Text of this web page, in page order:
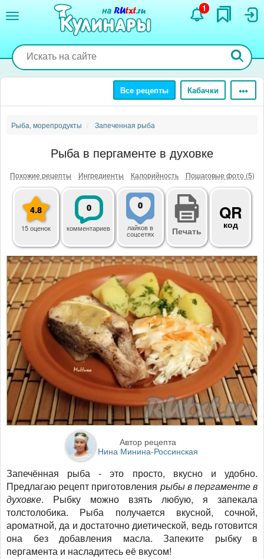
содержанию
1
Все рецепты Кабачки
Рыба, морепродукты Запеченная рыба
Рыба в пергаменте в духовке
Похожие рецепты Ингредиенты Калорийность Пошаговые фото (5)
4.8
15 оценок
0
комментариев
0
лайковв
соцсетях Печать
QR
код
Автор рецепта
Нина Минина-Россинская
Запечённая рыба - это просто, вкусно и удобно.
Предлагаю рецепт приготовления рыбы в пергаменте в
духовке. Рыбку можно взять любую, я запекала
толстолобика. Рыба получается вкусной, сочной,
ароматной, да и достаточно диетической, ведь готовится
она без добавления масла. Запеките рыбку в
пергамента и насладитесь её вкусом!